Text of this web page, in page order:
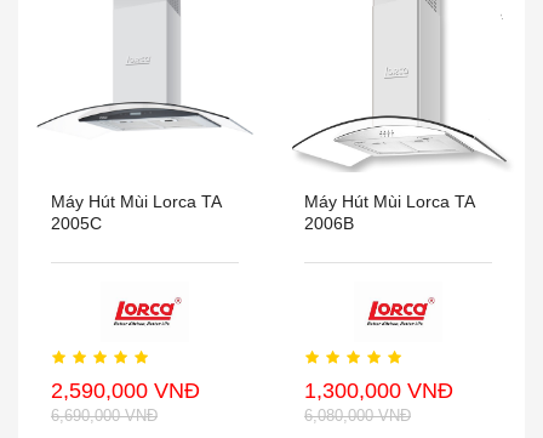
Máy Hút Mùi Lorca TA
2005C
2,590,000 VNĐ
6,690,000 VNĐ
Máy Hút Mùi Lorca TA
2006B
1,300,000 VNĐ
6,080,000 VNĐ